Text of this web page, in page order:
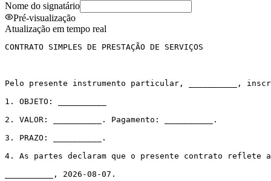
Nome do signatário
Pré-visualização
Atualização em tempo real
CONTRATO SIMPLES DE PRESTAÇÃO DE SERVIÇOS
Pelo presente instrumento particular, __________,
1. OBJETO: __________
2. VALOR: __________. Pagamento: __________.
3. PRAZO: __________.
4. As partes declaram que o presente contrato reflete
__________, 2026-08-07.